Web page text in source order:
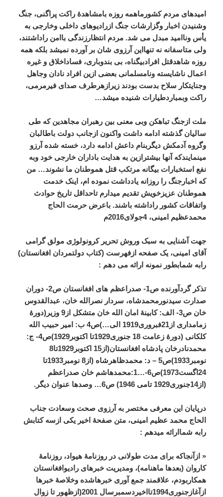
امیدهای مردم کشورماهمه روزه بامشاهدۀ راکت پراگنی، جنگ
وشنیدن اخبار وگزارشات جنگ ازرادیوهای داخلی وخارجی به
یأس وناامید مبدل می شد. مردم انتظارزندگی باامن راداشتند،
ولی متاسفانه نه تنهااین آرزوی شان بر آورده نمیشد بلکه همه
روزه شاهدقتل افرادبیگناه، بی بندوباری، فساداخلاق و غیره
اعمال ناشایسته ونامسلمانی بعضی ازین افراد نادان وجاهل
وجنایتکار سلاح بدست بودند زیرازهرطرف صدای فیرمرمی،
راکت وبمباردطیارات شنیده میشد…
ملت ازجنگ تباهکن وبی معنی بین رهبران مجاهدین که طی
سالیان گذشته ادامه داشت واکنون ازجانب دولت باطالبان
وگروه آدمکش دیگربنام داعش ادامه دارد، خسته شده آرزو
مینمایندکه آنها بیشترازین به هدایت باداران خارجی خود وبه
نفع استخبارات بیگانه مرتکب قتل هموطنان ما نشوند… من
که اخبارجنگ را روزانه یادداشت نموده ام، اینک خدمت
هموطنان عزیزخویش تقدیم میدارم تاحداقل تاریخ حوادث
واتفاقات کشور راداشته باشند. باعرض حرمت الحاج
محمدعظیم امینی، 4جولای2016م
جهت آشنایی به سبک وروش تحریر کرونولوژی مولق گرامی
آقای امینی، یک صفحه ازفهرست (کتاب دولتمردان افغانستان)
رابه شمابطور نمونه ارائه می دهم :
تذکر گردآورنده ص1- صدراعظم های افغانستان ص2- دوران
صدارت سیدنورمحمدشاه، سردار نصرالله خان، عبدالقدوس
خان ص3- الف: کابینۀ امان الله خان متشکل از9 وزیر(دورۀ
زمامداری از21فبروری1919 الی…)ص4 ب: امیر حبیب الله
کلکانی (دورۀ زعامت 18 جنوری1929تا اکتوبر1929)ص4- ج:
محمدنادرخان پادشاه افغانستان(از15 اکتوبر1929تا8
نومبر1933)ص5 – د: محمدظاهرشاه (از8 نومبر1933تا
24اگست1973)ص6-…1:محمدهاشم خان صدراعظم
(از14جنوری1929 تامی 1946) ص6… وصدها عنوان دیگر
.
درپایان این معرفی مختصر به آرزوی صحت وسعادت جناب
الحاج محمد عظیم امینی، متن صفحۀ اخیر یکی ازسه کتابش
رابه شماارائه میدهم :
« ازآنجاکه برای مدت طولانی در روزنامۀ هیواد، روزنامۀ
کاروان (بعدها ماهنامه)، ومدیریت خبرهای رادیوافغانستان
همکاربودم، علاقمند جمع آوری خبرهاشده وخلاصۀ خبرها
ازآغازجنوری1994تااخیردسمبرسال 2001(ازظهور تا زوال